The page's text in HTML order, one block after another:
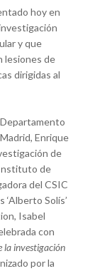
hoy en
y que
lesiones de
dirigidas al
Enrique
de
de
del CSIC
Solís’
Isabel
con
la investigación
por la